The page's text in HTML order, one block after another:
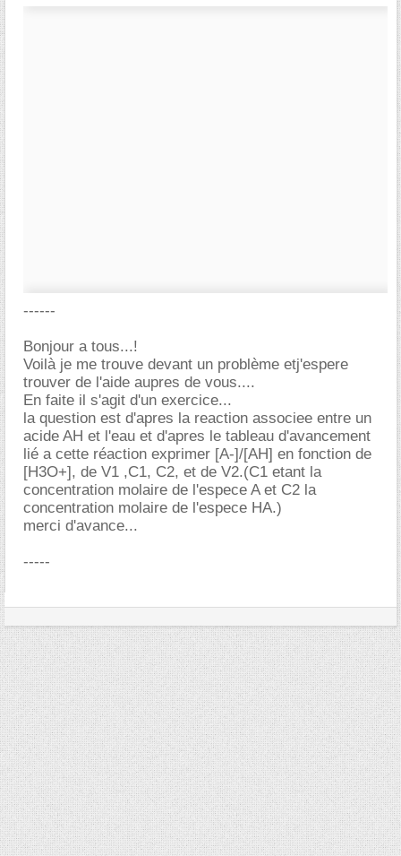
------
Bonjour a tous...!
Voilà je me trouve devant un problème etj'espere
trouver de l'aide aupres de vous....
En faite il s'agit d'un exercice...
la question est d'apres la reaction associee entre un
acide AH et l'eau et d'apres le tableau d'avancement
lié a cette réaction exprimer [A-]/[AH] en fonction de
[H3O+], de V1 ,C1, C2, et de V2.(C1 etant la
concentration molaire de l'espece A et C2 la
concentration molaire de l'espece HA.)
merci d'avance...
-----